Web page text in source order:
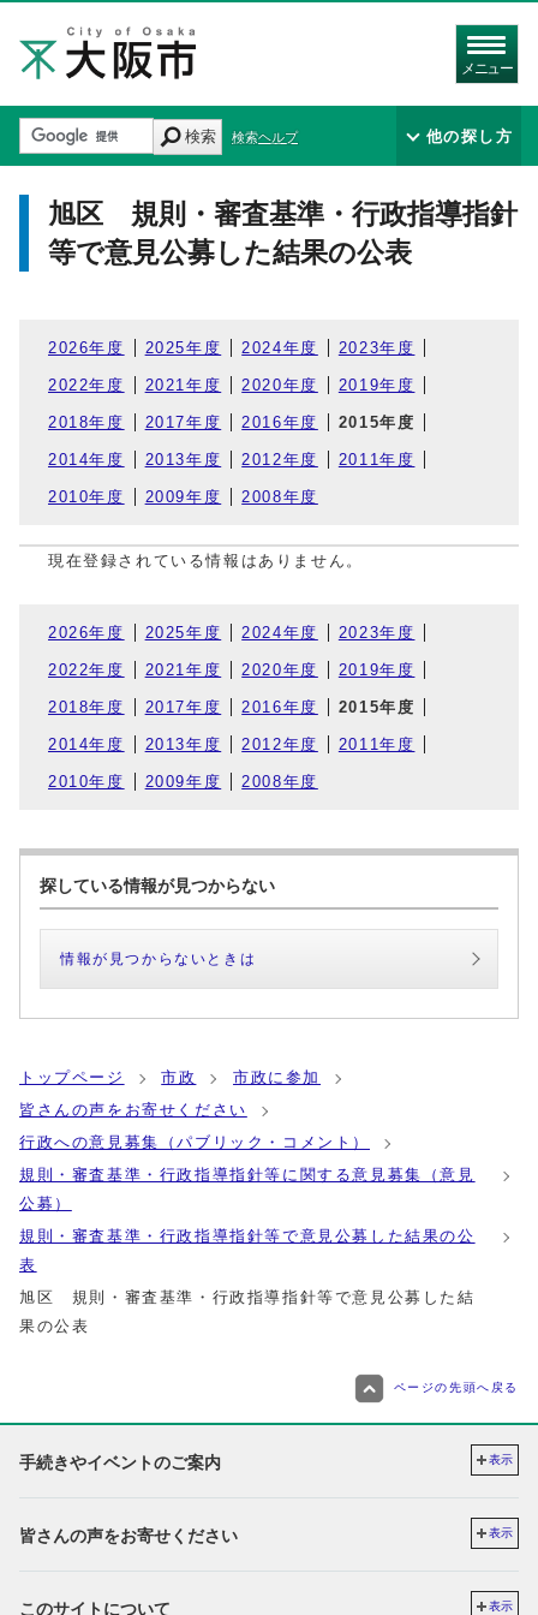
メニュー
検索 検索ヘルプ 他の探し方
旭区 規則・審査基準・行政指導指針
等で意見公募した結果の公表
2026年度 2025年度 2024年度 2023年度
2022年度 2021年度 2020年度 2019年度
2018年度 2017年度 2016年度 2015年度
2014年度 2013年度 2012年度 2011年度
2010年度 2009年度 2008年度
現在登録されている情報はありません。
2026年度 2025年度 2024年度 2023年度
2022年度 2021年度 2020年度 2019年度
2018年度 2017年度 2016年度 2015年度
2014年度 2013年度 2012年度 2011年度
2010年度 2009年度 2008年度
探している情報が見つからない
情報が見つからないときは
トップページ 市政
市政に参加
皆さんの声をお寄せください
行政への意見募集（パブリック・コメント）
規則・審査基準・行政指導指針等に関する意見募集（意見
公募）
規則・審査基準・行政指導指針等で意見公募した結果の公
表
旭区 規則・審査基準・行政指導指針等で意見公募した結
果の公表
ページの先頭へ戻る
手続きやイベントのご案内 表示
皆さんの声をお寄せください 表示
このサイトについて 表示